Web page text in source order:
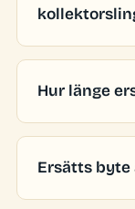
Hur länge
Ersätts byte